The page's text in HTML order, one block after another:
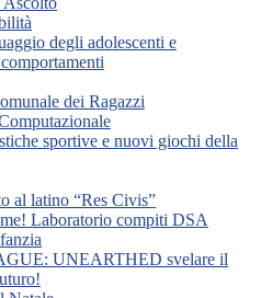
degli adolescenti e
dei Ragazzi
sportive e nuovi giochi della
al latino “Res Civis”
Laboratorio compiti DSA
UNEARTHED svelare il